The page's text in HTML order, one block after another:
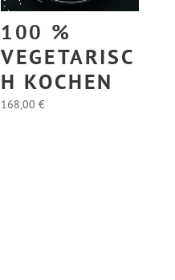
100 %
VEGETARISC
H KOCHEN
168,00€